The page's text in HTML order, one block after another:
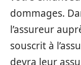
dommages.
l’assureur
souscrit à
devra leur